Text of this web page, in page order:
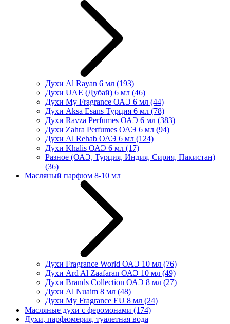
Духи Al Rayan 6 мл (193)
Духи UAE (Дубай) 6 мл (46)
Духи My Fragrance ОАЭ 6 мл (44)
Духи Aksa Esans Турция 6 мл (78)
Духи Ravza Perfumes ОАЭ 6 мл (383)
Духи Zahra Perfumes ОАЭ 6 мл (94)
Духи Al Rehab ОАЭ 6 мл (124)
Духи Khalis ОАЭ 6 мл (17)
Разное (ОАЭ, Турция, Индия, Сирия, Пакистан)
(36)
Масляный парфюм 8-10 мл
Духи Fragrance World ОАЭ 10 мл (76)
Духи Ard Al Zaafaran ОАЭ 10 мл (49)
Духи Brands Collection ОАЭ 8 мл (27)
Духи Al Nuaim 8 мл (48)
Духи My Fragrance EU 8 мл (24)
Масляные духи с феромонами (174)
Духи, парфюмерия, туалетная вода